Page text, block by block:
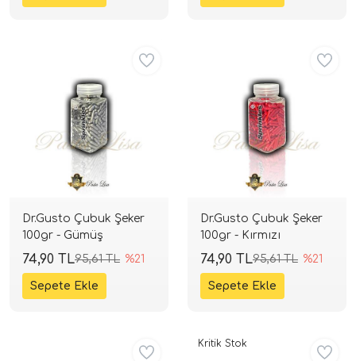
Dr.Gusto Çubuk Şeker
100gr - Gümüş
95,61 TL %21
74,90 TL
Dr.Gusto Çubuk Şeker
100gr - Kırmızı
95,61 TL %21
74,90 TL
Kritik Stok